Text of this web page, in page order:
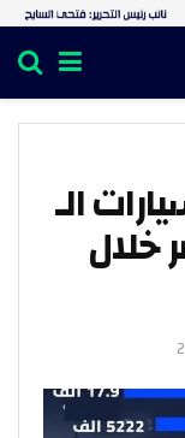
الـ
خلال